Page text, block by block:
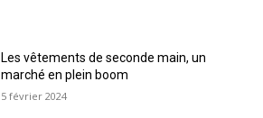
Les vêtements de seconde main, un
marché en plein boom
5 février 2024